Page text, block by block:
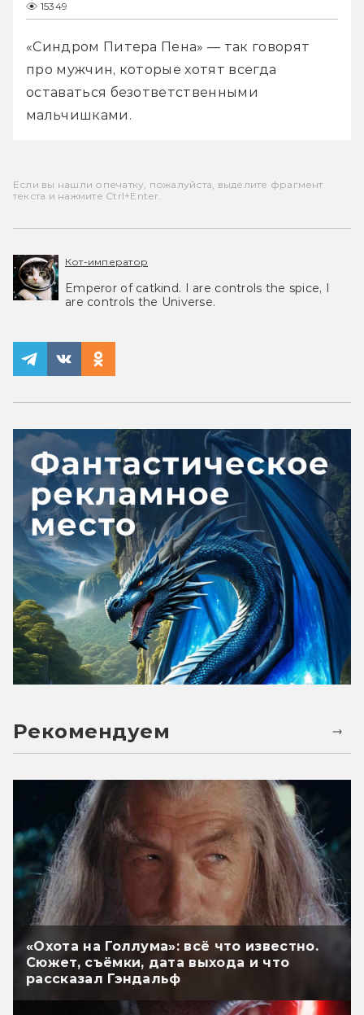
15349
«Синдром Питера Пена» — так говорят
про мужчин, которые хотят всегда
оставаться безответственными
мальчишками.
Если вы нашли опечатку, пожалуйста, выделите фрагмент
текста и нажмите Ctrl+Enter.
Кот-император
Emperor of catkind. I are controls the spice, I
are controls the Universe.
Рекомендуем
«Охота на Голлума»: всё что известно.
Сюжет, съёмки, дата выхода и что
рассказал Гэндальф